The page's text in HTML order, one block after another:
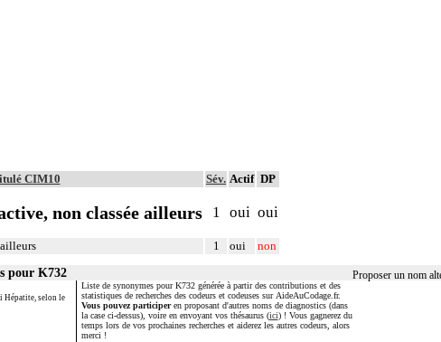
CIM10 Sév. Actif DP
non classée ailleurs 1 oui oui
1 oui non
Proposer un nom
pour K732
Hépatite, selon le
Liste de synonymes pour K732 générée à partir des contributions et des
statistiques de recherches des codeurs et codeuses sur AideAuCodage.fr.
Vous pouvez participeren proposant d'autres noms de diagnostics (dans
la case ci-dessus), voire en envoyant vos thésaurus (ici) ! Vous gagnerez du
temps lors de vos prochaines recherches et aiderez les autres codeurs, alors
merci !